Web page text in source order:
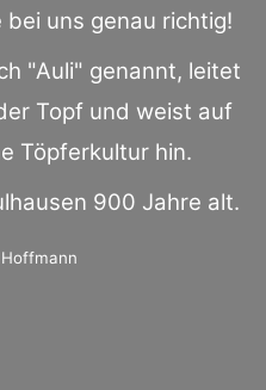
uns genau richtig!
"Auli" genannt, leitet
Topf und weist auf
Töpferkultur hin.
900 Jahre alt.